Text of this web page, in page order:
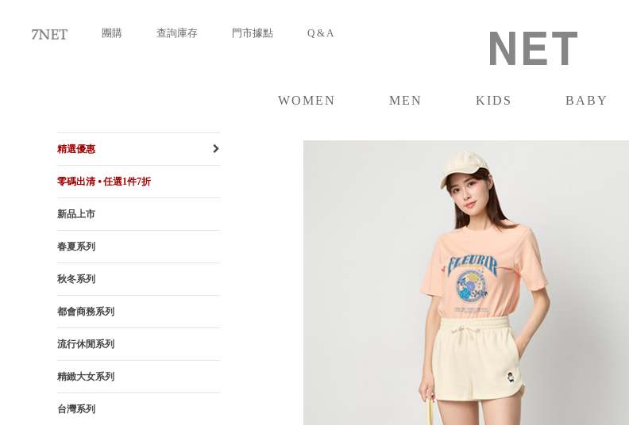
團購 查詢庫存 門市據點 Q & A
WOMEN
MEN
KIDS
BABY
精選優惠
零碼出清 ⦁ 任選1件7折
新品上市
春夏系列
秋冬系列
都會商務系列
流行休閒系列
精緻大女系列
台灣系列